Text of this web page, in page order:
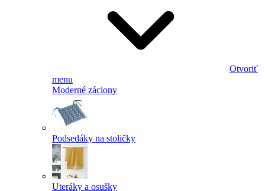
Otvoriť
menu
Moderné záclony
Podsedáky na stoličky
Uteráky a osušky